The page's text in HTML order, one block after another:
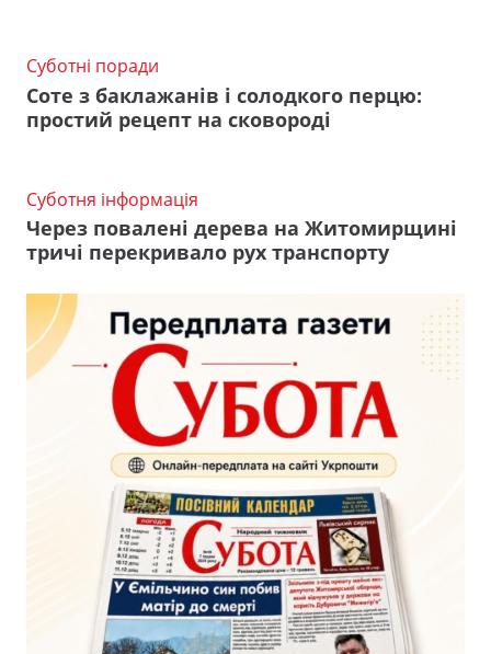
Суботні поради
Соте з баклажанів і солодкого перцю:
простий рецепт на сковороді
Суботня інформація
Через повалені дерева на Житомирщині
тричі перекривало рух транспорту